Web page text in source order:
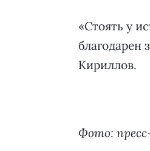
«Стоять у
благодарен
Кириллов.
Фото: